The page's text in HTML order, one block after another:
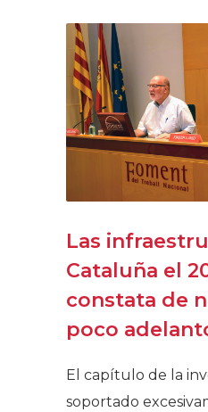
Las
Cataluña el
constata de
poco
El capítulo de la
soportado